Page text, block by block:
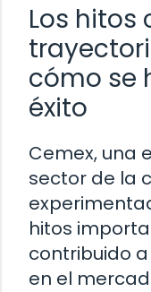
Los hitos
cómo se
éxito
Cemex, una
sector de la
hitos
contribuido
en el